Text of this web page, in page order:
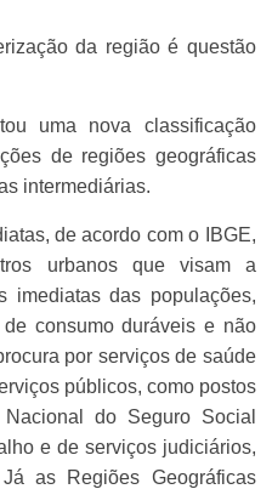
da região é questão
uma nova classificação
de regiões geográficas
intermediárias.
de acordo com o IBGE,
urbanos que visam a
imediatas das populações,
consumo duráveis e não
por serviços de saúde
públicos, como postos
do Seguro Social
e de serviços judiciários,
as Regiões Geográficas